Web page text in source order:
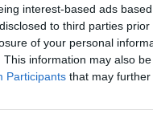
interest-based ads
to third parties
of your personal
This information may also
Participants that may further
puede lograrse
de cabeza el
Dormir lo
algunos de los